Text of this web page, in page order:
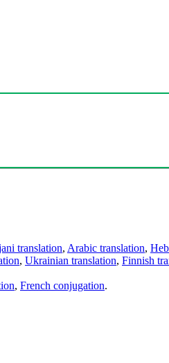
translation, Arabic translation,
, Ukrainian translation, Finnish
, French conjugation.